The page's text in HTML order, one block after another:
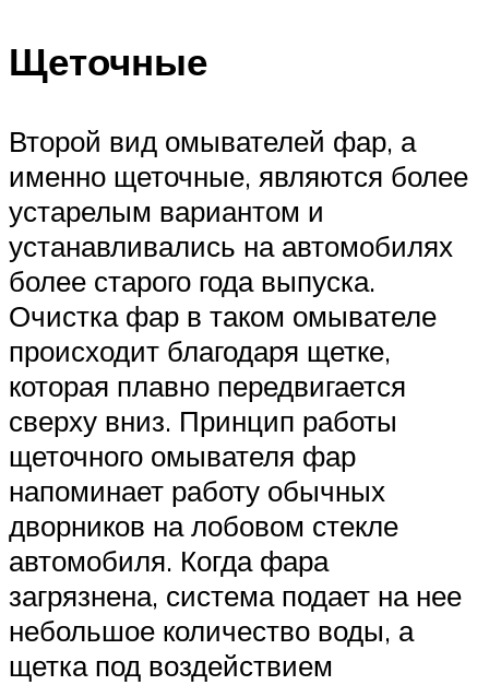
Щеточные
Второй вид омывателей фар, а
именно щеточные, являются более
устарелым вариантом и
устанавливались на автомобилях
более старого года выпуска.
Очистка фар в таком омывателе
происходит благодаря щетке,
которая плавно передвигается
сверху вниз. Принцип работы
щеточного омывателя фар
напоминает работу обычных
дворников на лобовом стекле
автомобиля. Когда фара
загрязнена, система подает на нее
небольшое количество воды, а
щетка под воздействием